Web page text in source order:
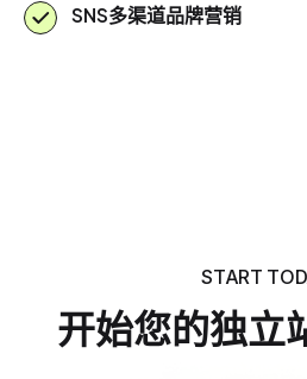
SNS多渠道品牌营销
START
开始您的独立